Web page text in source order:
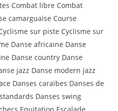
Combat libre Combat
camarguaise Course
sur piste Cyclisme sur
Danse africaine Danse
Danse country Danse
jazz Danse modern jazz
Danses caraïbes Danses de
Danses swing